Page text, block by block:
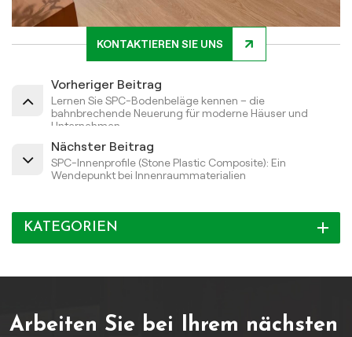
KONTAKTIEREN SIE UNS
Vorheriger Beitrag
Lernen Sie SPC-Bodenbeläge kennen – die
bahnbrechende Neuerung für moderne Häuser und
Unternehmen.
Nächster Beitrag
SPC-Innenprofile (Stone Plastic Composite): Ein
Wendepunkt bei Innenraummaterialien
KATEGORIEN
Arbeiten Sie bei Ihrem nächsten